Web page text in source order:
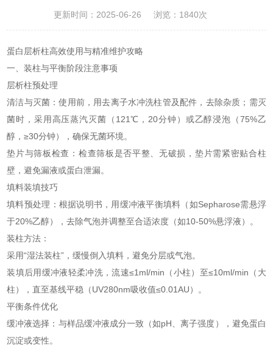
更新时间：2025-06-26 浏览：1840次
蛋白层析柱高效使用与精准维护攻略
一、装柱与平衡阶段注意事项
层析柱预处理
清洁与灭菌：使用前，用去离子水冲洗柱管及配件，去除杂质；需灭
菌时，采用高压蒸汽灭菌（121℃，20分钟）或乙醇浸泡（75%乙
醇，≥30分钟），确保无菌环境。
垫片与筛板检查：检查筛板是否平整、无破损，垫片需紧密贴合柱
壁，避免漏液或蛋白泄漏。
填料装填技巧
填料预处理：根据说明书，用缓冲液平衡填料（如Sepharose需悬浮
于20%乙醇），去除气泡并调整至合适浓度（如10-50%悬浮液）。
装柱方法：
采用“湿法装柱”，缓慢倒入填料，避免分层或气泡。
装填后用缓冲液轻柔冲洗，流速≤1ml/min（小柱）至≤10ml/min（大
柱），直至基线平稳（UV280nm吸收值≤0.01AU）。
平衡条件优化
缓冲液选择：与样品缓冲液成分一致（如pH、离子强度），避免蛋白
沉淀或变性。